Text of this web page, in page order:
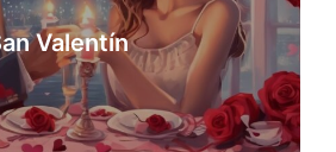
Valentín